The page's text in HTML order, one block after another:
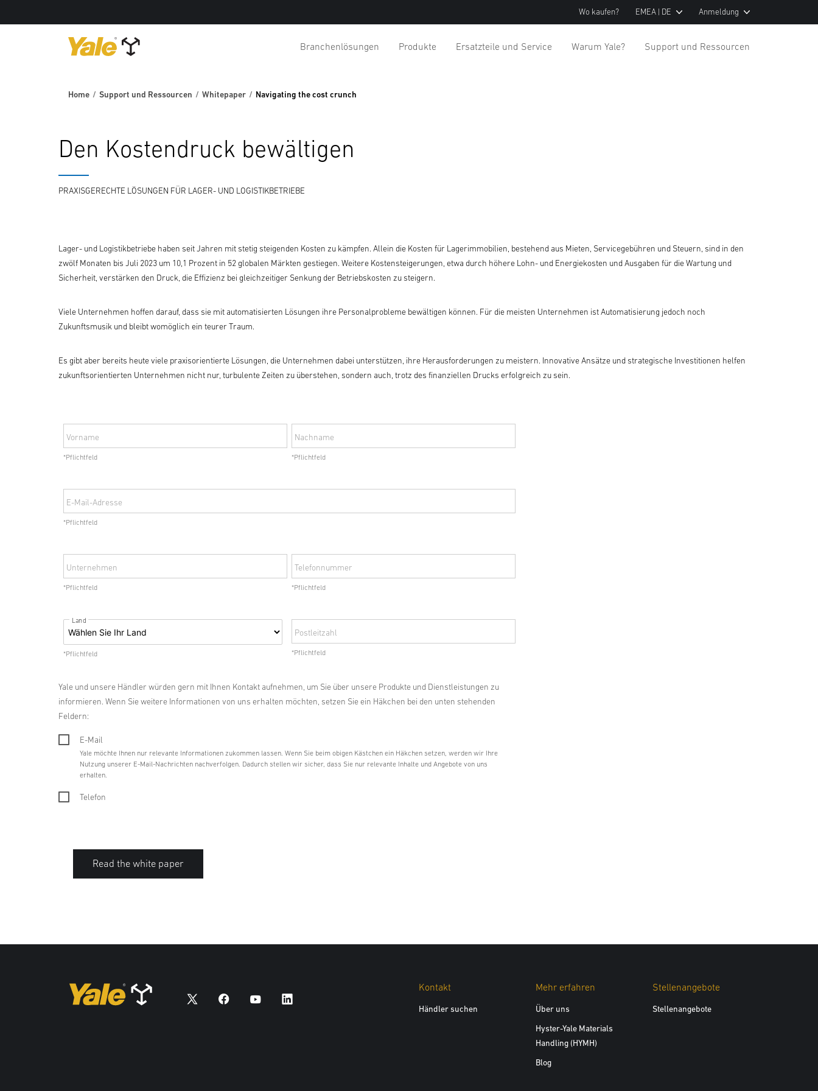
Wo kaufen? EMEA | DE Anmeldung
Branchenlösungen Produkte Ersatzteile und Service Warum Yale? Support und Ressourcen
Home Support und Ressourcen Whitepaper Navigating the cost crunch
Den Kostendruck bewältigen
PRAXISGERECHTE LÖSUNGEN FÜR LAGER- UND LOGISTIKBETRIEBE
Lager- und Logistikbetriebe haben seit Jahren mit stetig steigenden Kosten zu kämpfen. Allein die Kosten für Lagerimmobilien, bestehend aus Mieten, Servicegebühren und Steuern, sind in den
zwölf Monaten bis Juli 2023 um 10,1 Prozent in 52 globalen Märkten gestiegen. Weitere Kostensteigerungen, etwa durch höhere Lohn- und Energiekosten und Ausgaben für die Wartung und
Sicherheit, verstärken den Druck, die Effizienz bei gleichzeitiger Senkung der Betriebskosten zu steigern.
Viele Unternehmen hoffen darauf, dass sie mit automatisierten Lösungen ihre Personalprobleme bewältigen können. Für die meisten Unternehmen ist Automatisierung jedoch noch
Zukunftsmusik und bleibt womöglich ein teurer Traum.
Es gibt aber bereits heute viele praxisorientierte Lösungen, die Unternehmen dabei unterstützen, ihre Herausforderungen zu meistern. Innovative Ansätze und strategische Investitionen helfen
zukunftsorientierten Unternehmen nicht nur, turbulente Zeiten zu überstehen, sondern auch, trotz des finanziellen Drucks erfolgreich zu sein.
Vorname
*Pflichtfeld
Nachname
*Pflichtfeld
E-Mail-Adresse
*Pflichtfeld
Unternehmen
*Pflichtfeld
Telefonnummer
*Pflichtfeld
Land
*Pflichtfeld
Postleitzahl
*Pflichtfeld
Yale und unsere Händler würden gern mit Ihnen Kontakt aufnehmen, um Sie über unsere Produkte und Dienstleistungen zu
informieren. Wenn Sie weitere Informationen von uns erhalten möchten, setzen Sie ein Häkchen bei den unten stehenden
Feldern:
E-Mail
Yale möchte Ihnen nur relevante Informationen zukommen lassen. Wenn Sie beim obigen Kästchen ein Häkchen setzen, werden wir Ihre
Nutzung unserer E-Mail-Nachrichten nachverfolgen. Dadurch stellen wir sicher, dass Sie nur relevante Inhalte und Angebote von uns
erhalten.
Telefon
Read the white paper
Kontakt
Händler suchen
Mehr erfahren
Über uns
Hyster-Yale Materials
Handling (HYMH)
Blog
Stellenangebote
Stellenangebote